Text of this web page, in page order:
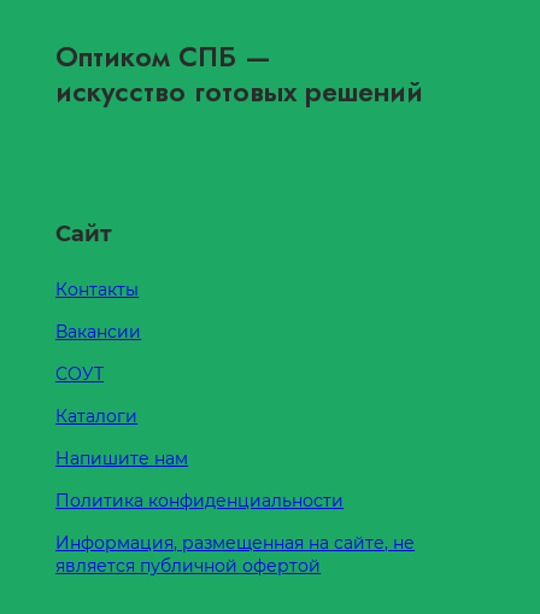
Оптиком СПБ —
искусство готовых решений
Сайт
Контакты
Вакансии
СОУТ
Каталоги
Напишите нам
Политика конфиденциальности
Информация, размещенная на сайте, не
является публичной офертой